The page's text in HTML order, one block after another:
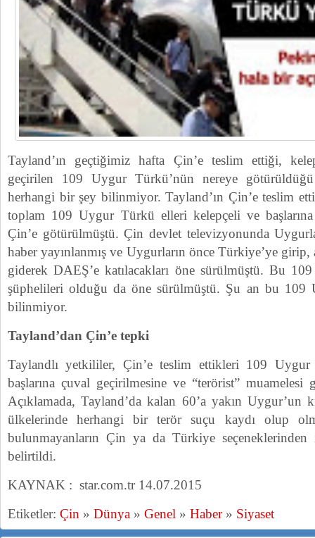
Tayland’ın geçtiğimiz hafta Çin’e teslim ettiği,
geçirilen 109 Uygur Türkü’nün nereye
herhangi bir şey bilinmiyor. Tayland’ın Çin’e teslim
toplam 109 Uygur Türkü elleri kelepçeli ve
Çin’e götürülmüştü. Çin devlet televizyonunda
haber yayınlanmış ve Uygurların önce Türkiye’ye girip,
giderek DAEŞ’e katılacakları öne sürülmüştü. Bu
şüphelileri olduğu da öne sürülmüştü. Şu an bu 109
bilinmiyor.
Tayland’dan Çin’e tepki
Taylandlı yetkililer, Çin’e teslim ettikleri 109 Uygur
başlarına çuval geçirilmesine ve “terörist” muamelesi
Açıklamada, Tayland’da kalan 60’a yakın Uygur’un
ülkelerinde herhangi bir terör suçu kaydı olup
bulunmayanların Çin ya da Türkiye seçeneklerinden
belirtildi.
KAYNAK : star.com.tr 14.07.2015
Etiketler: Çin » Dünya » Genel » Haber» Siyaset